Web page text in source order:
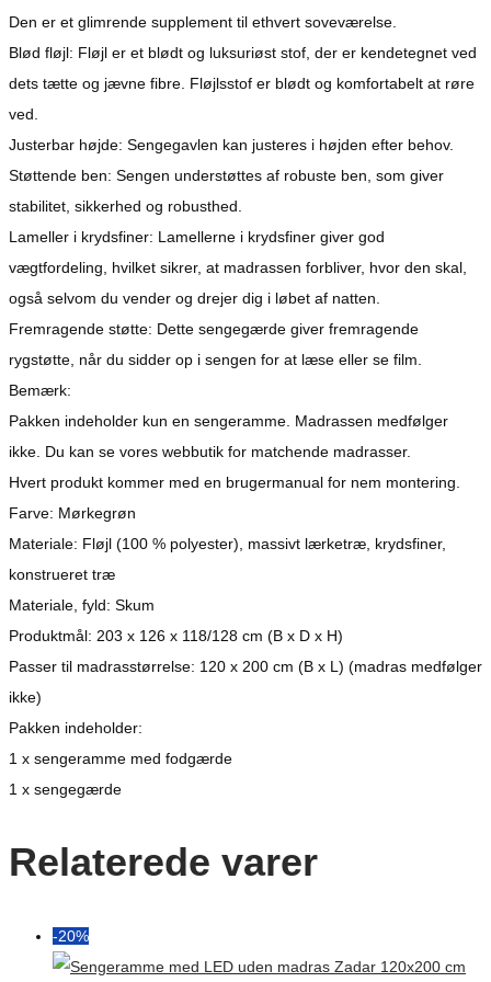
Den er et glimrende supplement til ethvert soveværelse.
Blød fløjl: Fløjl er et blødt og luksuriøst stof, der er kendetegnet ved
dets tætte og jævne fibre. Fløjlsstof er blødt og komfortabelt at røre
ved.
Justerbar højde: Sengegavlen kan justeres i højden efter behov.
Støttende ben: Sengen understøttes af robuste ben, som giver
stabilitet, sikkerhed og robusthed.
Lameller i krydsfiner: Lamellerne i krydsfiner giver god
vægtfordeling, hvilket sikrer, at madrassen forbliver, hvor den skal,
også selvom du vender og drejer dig i løbet af natten.
Fremragende støtte: Dette sengegærde giver fremragende
rygstøtte, når du sidder op i sengen for at læse eller se film.
Bemærk:
Pakken indeholder kun en sengeramme. Madrassen medfølger
ikke. Du kan se vores webbutik for matchende madrasser.
Hvert produkt kommer med en brugermanual for nem montering.
Farve: Mørkegrøn
Materiale: Fløjl (100 % polyester), massivt lærketræ, krydsfiner,
konstrueret træ
Materiale, fyld: Skum
Produktmål: 203 x 126 x 118/128 cm (B x D x H)
Passer til madrasstørrelse: 120 x 200 cm (B x L) (madras medfølger
ikke)
Pakken indeholder:
1 x sengeramme med fodgærde
1 x sengegærde
Relaterede varer
-20%